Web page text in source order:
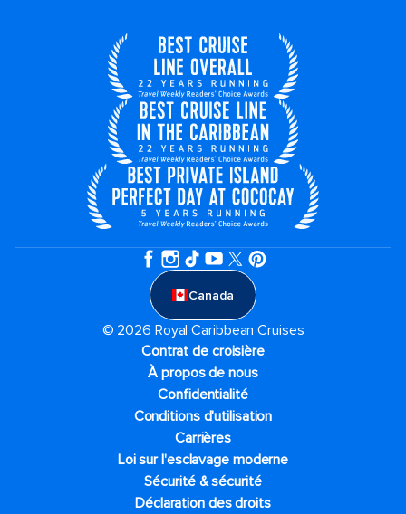
Canada
© 2026 Royal Caribbean Cruises
Contrat de croisière
À propos de nous
Confidentialité
Conditions d'utilisation
Carrières
Loi sur l'esclavage moderne
Sécurité & sécurité
Déclaration des droits